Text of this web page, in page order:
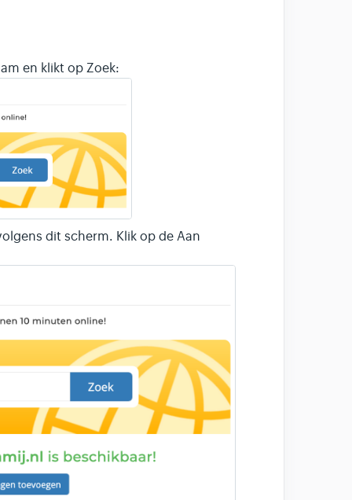
en klikt op Zoek:
dit scherm. Klik op de Aan